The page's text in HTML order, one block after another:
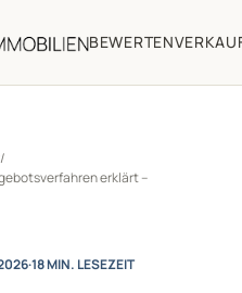
BEWERTEN
/
erklärt –
·18 MIN. LESEZEIT